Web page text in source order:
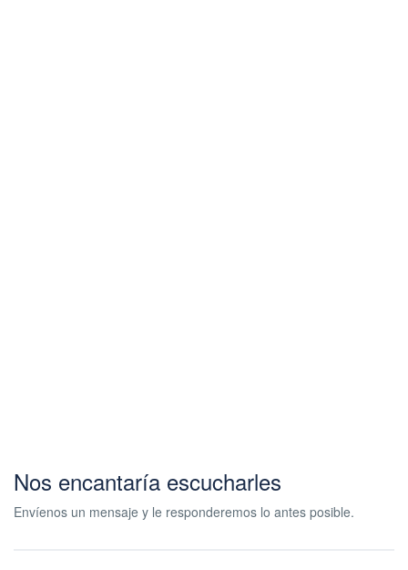
Nos encantaría escucharles
Envíenos un mensaje y le responderemos lo antes posible.